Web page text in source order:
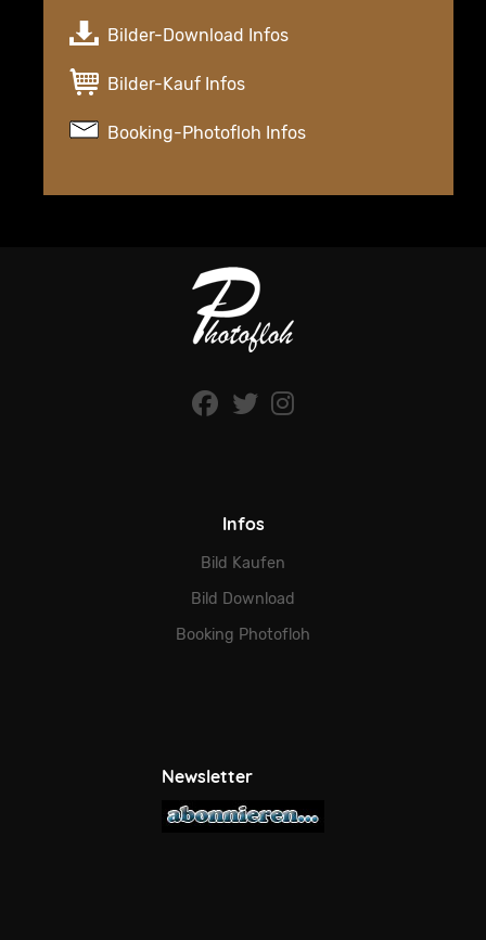
Bilder-Download Infos
Bilder-Kauf Infos
Booking-Photofloh Infos
Infos
Bild Kaufen
Bild Download
Booking Photofloh
Newsletter